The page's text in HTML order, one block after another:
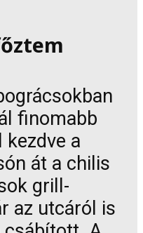
finomabb
a
át a chilis
grill-
az utcáról is